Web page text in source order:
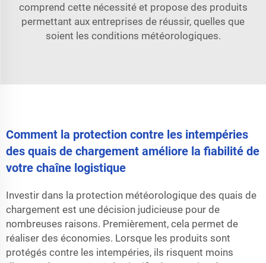
comprend cette nécessité et propose des produits
permettant aux entreprises de réussir, quelles que
soient les conditions météorologiques.
Comment la protection contre les intempéries
des quais de chargement améliore la fiabilité de
votre chaîne logistique
Investir dans la protection météorologique des quais de
chargement est une décision judicieuse pour de
nombreuses raisons. Premièrement, cela permet de
réaliser des économies. Lorsque les produits sont
protégés contre les intempéries, ils risquent moins